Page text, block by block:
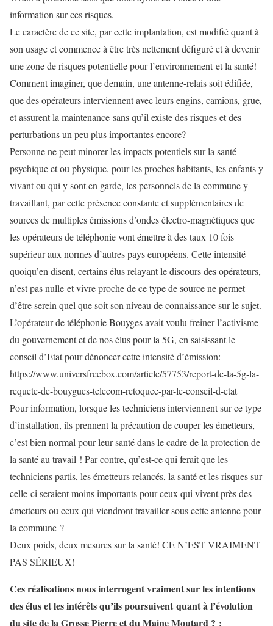
information sur ces risques.
Le caractère de ce site, par cette implantation, est modifié quant à
son usage et commence à être très nettement défiguré et à devenir
une zone de risques potentielle pour l’environnement et la santé!
Comment imaginer, que demain, une antenne-relais soit édifiée,
que des opérateurs interviennent avec leurs engins, camions, grue,
et assurent la maintenance sans qu’il existe des risques et des
perturbations un peu plus importantes encore?
Personne ne peut minorer les impacts potentiels sur la santé
psychique et ou physique, pour les proches habitants, les enfants y
vivant ou qui y sont en garde, les personnels de la commune y
travaillant, par cette présence constante et supplémentaires de
sources de multiples émissions d’ondes électro-magnétiques que
les opérateurs de téléphonie vont émettre à des taux 10 fois
supérieur aux normes d’autres pays européens. Cette intensité
quoiqu’en disent, certains élus relayant le discours des opérateurs,
n’est pas nulle et vivre proche de ce type de source ne permet
d’être serein quel que soit son niveau de connaissance sur le sujet.
L’opérateur de téléphonie Bouyges avait voulu freiner l’activisme
du gouvernement et de nos élus pour la 5G, en saisissant le
conseil d’Etat pour dénoncer cette intensité d’émission:
https://www.universfreebox.com/article/57753/report-de-la-5g-la-
requete-de-bouygues-telecom-retoquee-par-le-conseil-d-etat
Pour information, lorsque les techniciens interviennent sur ce type
d’installation, ils prennent la précaution de couper les émetteurs,
c’est bien normal pour leur santé dans le cadre de la protection de
la santé au travail ! Par contre, qu’est-ce qui ferait que les
techniciens partis, les émetteurs relancés, la santé et les risques sur
celle-ci seraient moins importants pour ceux qui vivent près des
émetteurs ou ceux qui viendront travailler sous cette antenne pour
la commune ?
Deux poids, deux mesures sur la santé! CE N’EST VRAIMENT
PAS SÉRIEUX!
Ces réalisations nous interrogent vraiment sur les intentions
des élus et les intérêts qu’ils poursuivent quant à l’évolution
du site de la Grosse Pierre et du Maine Moutard ? :